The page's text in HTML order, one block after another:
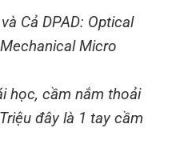
Cả DPAD: Optical
Micro
học, cầm nắm thoải
đây là 1 tay cầm